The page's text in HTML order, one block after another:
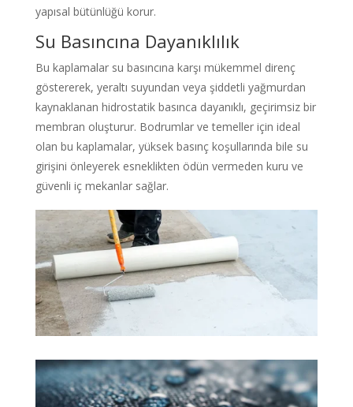
yapısal bütünlüğü korur.
Su Basıncına Dayanıklılık
Bu kaplamalar su basıncına karşı mükemmel direnç
göstererek, yeraltı suyundan veya şiddetli yağmurdan
kaynaklanan hidrostatik basınca dayanıklı, geçirimsiz bir
membran oluşturur. Bodrumlar ve temeller için ideal
olan bu kaplamalar, yüksek basınç koşullarında bile su
girişini önleyerek esneklikten ödün vermeden kuru ve
güvenli iç mekanlar sağlar.